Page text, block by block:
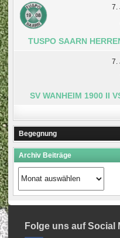
7.
TUSPO SAARN
7.
SV WANHEIM 1900 II
Begegnung
Archiv Beiträge
Archiv
Beiträge
Folge uns auf Social